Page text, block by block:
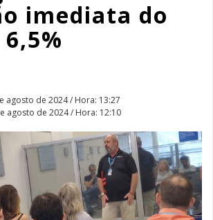
imediata do
agosto de 2024 / Hora: 13:27
agosto de 2024 / Hora: 12:10